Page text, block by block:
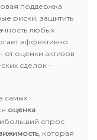
поддержка
риски, защитить
любых
эффективно
оценки активов
сделок -
самых
оценка
спрос
, которая